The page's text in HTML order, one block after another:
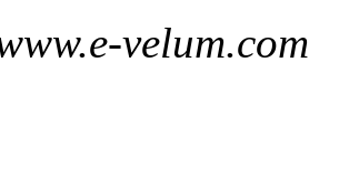
velum.com